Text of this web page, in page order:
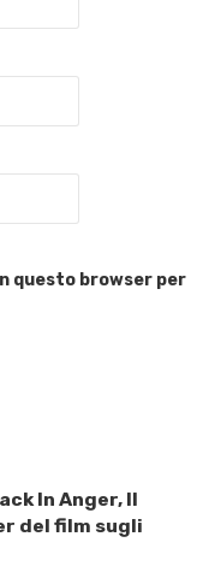
questo browser per
In Anger, Il
del film sugli